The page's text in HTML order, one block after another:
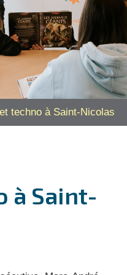
techno à Saint-Nicolas
à Saint-